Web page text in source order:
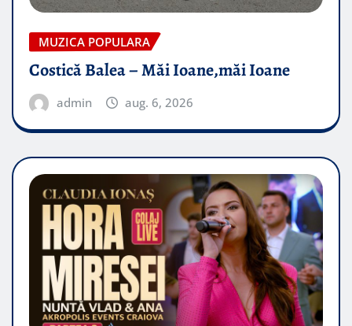
MUZICA POPULARA
Costică Balea – Măi Ioane,măi Ioane
admin aug. 6, 2026